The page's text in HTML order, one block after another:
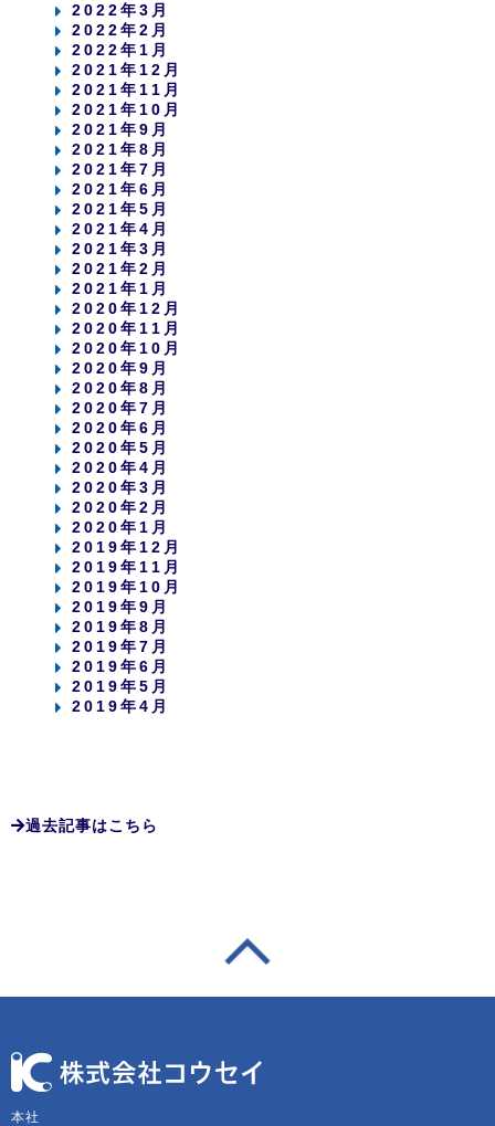
2022年3月
2022年2月
2022年1月
2021年12月
2021年11月
2021年10月
2021年9月
2021年8月
2021年7月
2021年6月
2021年5月
2021年4月
2021年3月
2021年2月
2021年1月
2020年12月
2020年11月
2020年10月
2020年9月
2020年8月
2020年7月
2020年6月
2020年5月
2020年4月
2020年3月
2020年2月
2020年1月
2019年12月
2019年11月
2019年10月
2019年9月
2019年8月
2019年7月
2019年6月
2019年5月
2019年4月
過去記事はこちら
本社